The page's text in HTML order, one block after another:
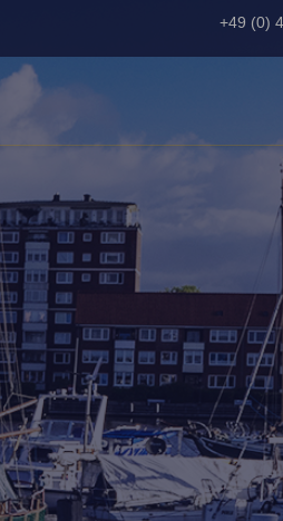
+49 (0)